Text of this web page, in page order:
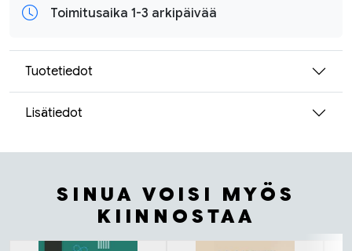
Toimitusaika 1-3 arkipäivää
Tuotetiedot
Lisätiedot
SINUA VOISI MYÖS
KIINNOSTAA
Tuoteluettelon alku